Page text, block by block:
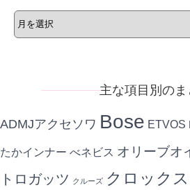
主な項目別のま
ADMJアクセソワ Bose ETVOS
たかインナー べネビス オリーブオ
トロガッツ クルーズ クロックス